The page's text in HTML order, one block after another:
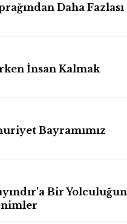
Daha Fazlası
İnsan Kalmak
Bayramımız
Bir Yolculuğun